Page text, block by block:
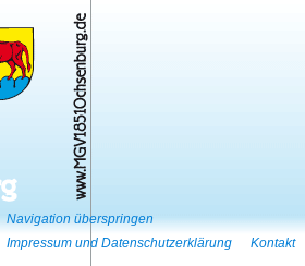
Navigation überspringen
Impressum und Datenschutzerklärung
Kontakt